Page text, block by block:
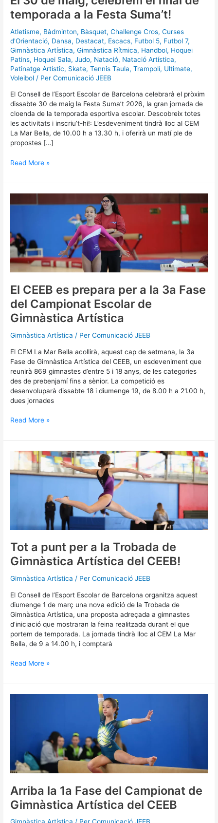
temporada a la Festa Suma’t!
Atletisme, Bàdminton, Bàsquet,Challenge Cros,Curses
d'Orientació, Dansa, Destacat, Escacs, Futbol 5, Futbol 7,
Gimnàstica Artística,Gimnàstica Rítmica, Handbol, Hoquei
Patins, Hoquei Sala,Judo, Natació, Natació Artística,
Patinatge Artístic, Skate,Tennis Taula,Trampolí, Ultimate,
Voleibol / Per Comunicació JEEB
El Consell de l’Esport Escolar de Barcelona celebrarà el pròxim
dissabte 30 de maig la Festa Suma’t 2026, la gran jornada de
cloenda de la temporada esportiva escolar. Descobreix totes
les activitats i inscriu’t-hi!: L’esdeveniment tindrà lloc al CEM
La Mar Bella, de 10.00 h a 13.30 h, i oferirà un matí ple de
propostes […]
la
Festa
Read More »
El CEEB es prepara per a la 3a Fase
del Campionat Escolar de
Gimnàstica Artística
Gimnàstica Artística / Per Comunicació JEEB
El CEM La Mar Bella acollirà, aquest cap de setmana, la 3a
Fase de Gimnàstica Artística del CEEB, un esdeveniment que
reunirà 869 gimnastes d’entre 5 i 18 anys, de les categories
des de prebenjamí fins a sènior. La competició es
desenvoluparà dissabte 18 i diumenge 19, de 8.00 h a 21.00 h,
dues jornades
CEEB
per
a
la
3a
del
Campionat
Escolar
de
Gimnàstica
Artística
Read More »
Tot a punt per a la Trobada de
Gimnàstica Artística del CEEB!
Gimnàstica Artística / Per Comunicació JEEB
El Consell de l’Esport Escolar de Barcelona organitza aquest
diumenge 1 de març una nova edició de la Trobada de
Gimnàstica Artística, una proposta adreçada a gimnastes
d’iniciació que mostraran la feina realitzada durant el que
portem de temporada. La jornada tindrà lloc al CEM La Mar
Bella, de 9 a 14.00 h, i comptarà
Tot
punt
Artística
del
CEEB!
Read More »
Arriba la 1a Fase del Campionat de
Gimnàstica Artística del CEEB
Campionat
Gimnàstica
del
CEEB